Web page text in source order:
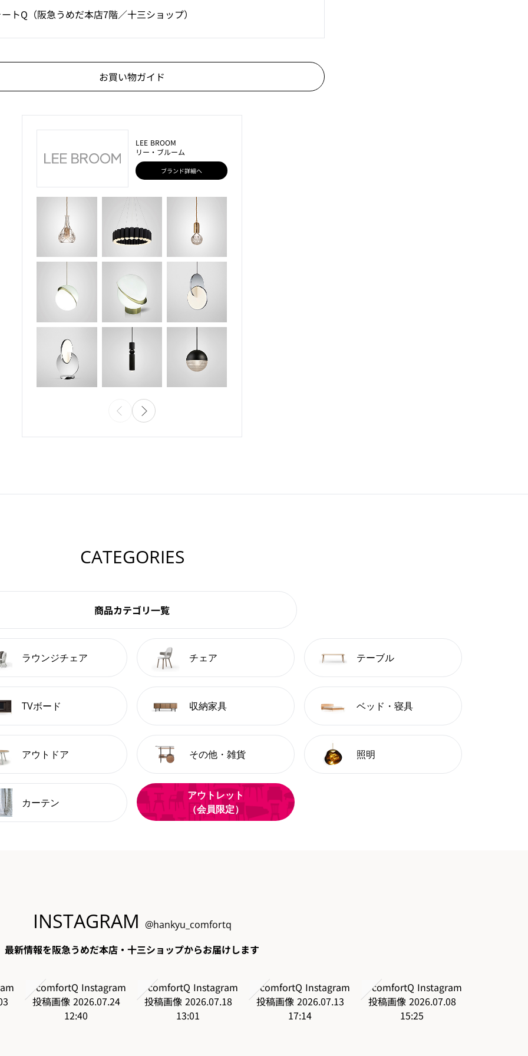
トQ（阪急うめだ本店7階／十三ショップ）
お買い物ガイド
LEE BROOM
リー・ブルーム
ブランド詳細へ
CATEGORIES
商品カテゴリ一覧
ラウンジチェア チェア テーブル
TVボード 収納家具 ベッド・寝具
アウトドア その他・雑貨 照明
カーテン
アウトレット
（会員限定）
INSTAGRAM @hankyu_comfortq
最新情報を阪急うめだ本店・十三ショップからお届けします